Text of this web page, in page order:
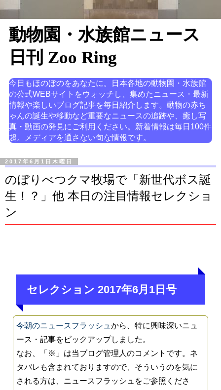
動物園・水族館ニュース
日刊 Zoo Ring
今日もほのぼのをあなたに。日本各地の動物園・水族館
の公式WEBサイトをウォッチし、集めたニュース・最新
情報や楽しいブログ記事を毎日紹介します。動物の赤ち
ゃんの誕生や移動など重要なニュースの追跡や、癒し写
真・動画の発見にご利用ください。新着情報は毎日100件
超。メディアを通さない旬な情報です。
2017年6月1日木曜日
のぼりべつクマ牧場で「新世代ボス誕
生！？」他 本日の注目情報セレクショ
ン
セレクション 2017年6月1日号
今朝のニュースフラッシュから、特に興味深いニュ
ース・記事をピックアップしました。
なお、「※」は当ブログ管理人のコメントです。ネ
タバレも含まれておりますので、そういうのを気に
される方は、ニュースフラッシュをご参照くださ